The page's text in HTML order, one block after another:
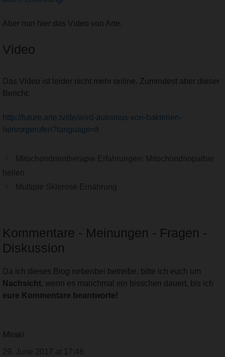
Aber nun hier das Video von Arte.
Video
Das Video ist leider nicht mehr online. Zumindest aber dieser
Bericht:
http://future.arte.tv/de/wird-autismus-von-bakterien-
hervorgerufen?language=fr
Mitochondrientherapie Erfahrungen: Mitochondriopathie
heilen
Multiple Sklerose Ernährung
Kommentare - Meinungen - Fragen -
Diskussion
Da ich dieses Blog nebenbei betreibe, bitte ich euch um
Nachsicht, wenn es manchmal ein bisschen dauert, bis ich
eure Kommentare beantworte!
Miraki
29. June 2017 at 17:46